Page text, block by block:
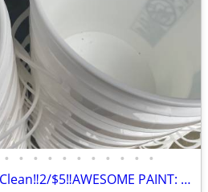
• • • • • • • • • • •
‼️😵 BUCKETS-SparklingClean‼️2/$5‼️AWESOME PAINT: 5 GALLON $75‼